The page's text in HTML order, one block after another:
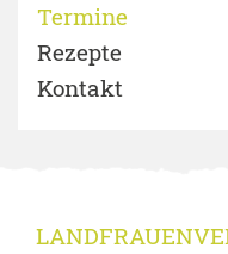
Termine
Rezepte
Kontakt